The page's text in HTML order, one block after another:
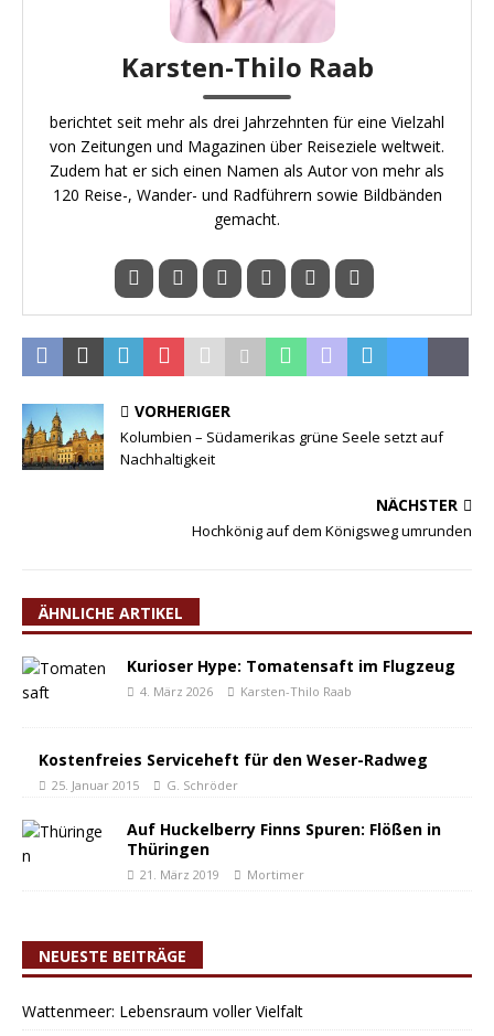
Karsten-Thilo Raab
berichtet seit mehr als drei Jahrzehnten für eine Vielzahl
von Zeitungen und Magazinen über Reiseziele weltweit.
Zudem hat er sich einen Namen als Autor von mehr als
120 Reise-, Wander- und Radführern sowie Bildbänden
gemacht.
VORHERIGER
Kolumbien – Südamerikas grüne Seele setzt auf
Nachhaltigkeit
NÄCHSTER
Hochkönig auf dem Königsweg umrunden
ÄHNLICHE ARTIKEL
Kurioser Hype: Tomatensaft im Flugzeug
4. März 2026 Karsten-Thilo Raab
Kostenfreies Serviceheft für den Weser-Radweg
25. Januar 2015 G. Schröder
Auf Huckelberry Finns Spuren: Flößen in
Thüringen
21. März 2019 Mortimer
NEUESTE BEITRÄGE
Wattenmeer: Lebensraum voller Vielfalt